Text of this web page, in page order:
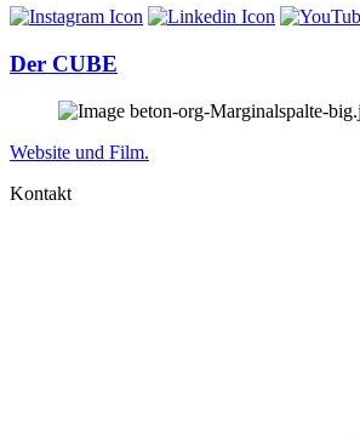
Der CUBE
Website und Film.
Kontakt